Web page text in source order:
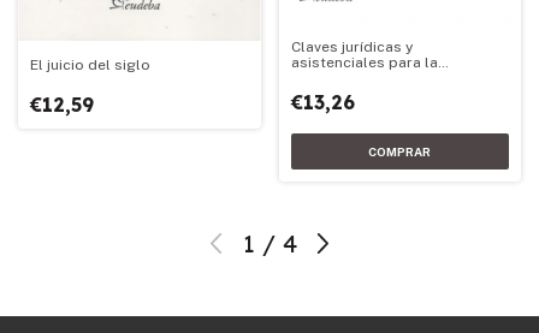
El juicio del siglo
€12,59
Claves jurídicas y
asistenciales para la
federal integrado de salud
€13,26
1 / 4